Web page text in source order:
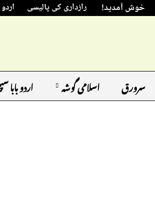
خوش آمدید! رازداری کی پالیسی
سرورق اسلامی گوشہ اردو